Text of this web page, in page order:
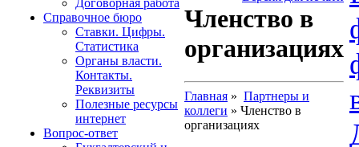
Договорная работа
Справочное бюро
Ставки. Цифры.
Статистика
Органы власти.
Контакты.
Реквизиты
Полезные ресурсы
интернет
Вопрос-ответ
Членство в
организациях
Главная » Партнеры и
коллеги » Членство в
организациях